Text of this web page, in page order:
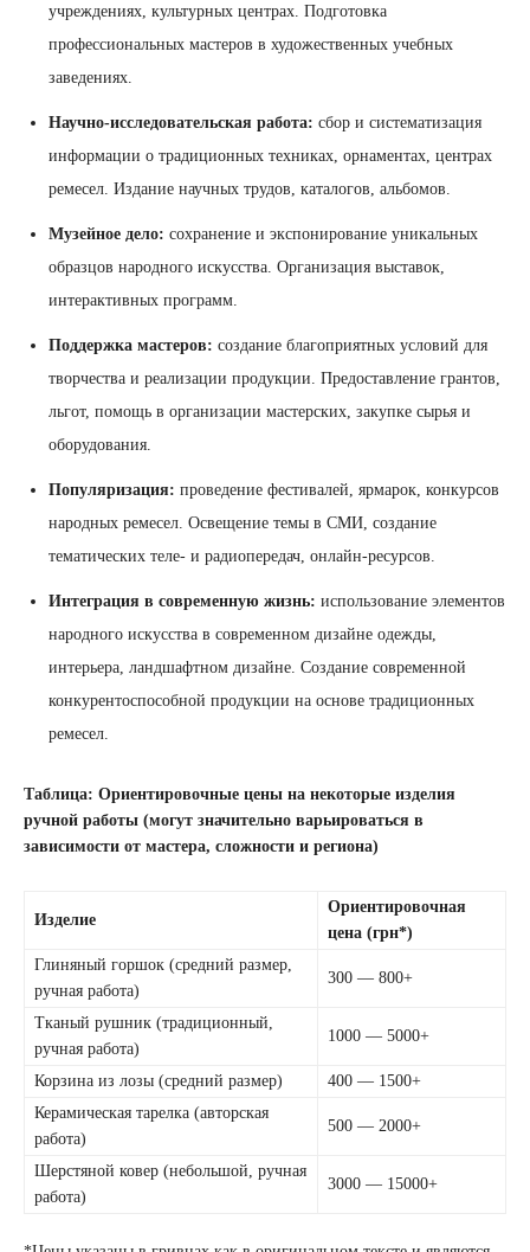
учреждениях, культурных центрах. Подготовка
профессиональных мастеров в художественных учебных
заведениях.
Научно-исследовательская работа: сбор и систематизация
информации о традиционных техниках, орнаментах, центрах
ремесел. Издание научных трудов, каталогов, альбомов.
Музейное дело: сохранение и экспонирование уникальных
образцов народного искусства. Организация выставок,
интерактивных программ.
Поддержка мастеров: создание благоприятных условий для
творчества и реализации продукции. Предоставление грантов,
льгот, помощь в организации мастерских, закупке сырья и
оборудования.
Популяризация: проведение фестивалей, ярмарок, конкурсов
народных ремесел. Освещение темы в СМИ, создание
тематических теле- и радиопередач, онлайн-ресурсов.
Интеграция в современную жизнь: использование элементов
народного искусства в современном дизайне одежды,
интерьера, ландшафтном дизайне. Создание современной
конкурентоспособной продукции на основе традиционных
ремесел.
Таблица: Ориентировочные цены на некоторые изделия
ручной работы (могут значительно варьироваться в
зависимости от мастера, сложности и региона)
Изделие
Ориентировочная
цена (грн*)
Глиняный горшок (средний размер,
ручная работа)
300 — 800+
Тканый рушник (традиционный,
ручная работа)
1000 — 5000+
Корзина из лозы (средний размер)
400 — 1500+
Керамическая тарелка (авторская
работа)
500 — 2000+
Шерстяной ковер (небольшой, ручная
работа)
3000 — 15000+